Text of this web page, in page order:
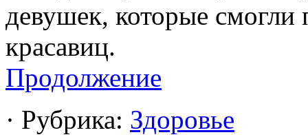
девушек, которые смогли
красавиц.
Продолжение
· Рубрика: Здоровье